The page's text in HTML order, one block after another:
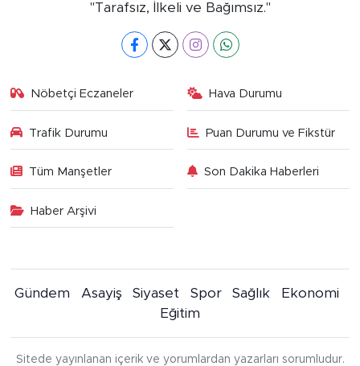
"Tarafsız, İlkeli ve Bağımsız."
Nöbetçi Eczaneler Hava Durumu
Trafik Durumu Puan Durumu ve Fikstür
Tüm Manşetler Son Dakika Haberleri
Haber Arşivi
Gündem Asayiş Siyaset Spor Sağlık
Ekonomi
Eğitim
Sitede yayınlanan içerik ve yorumlardan yazarları sorumludur.